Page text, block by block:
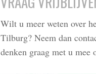
Wilt u meer weten over
Tilburg? Neem dan
denken graag met u